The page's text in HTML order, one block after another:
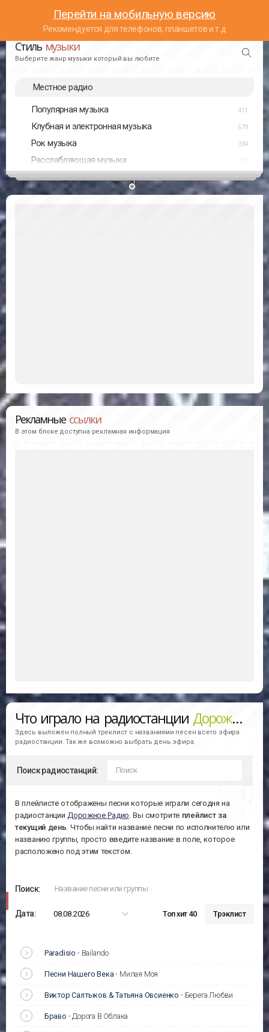
Перейти на мобильную версию
Рекомендуется для телефонов, планшетов и т.д
Стиль музыки
Выберите жанр музыки который вы любите
Местное радио
Популярная музыка 411
Клубная и электронная музыка 679
Рок музыка 334
Расслабляющая музыка
Рекламные ссылки
В этом блоке доступна рекламная информация
Что играло на радиостанции Дорожное Радио
Здесь выложен полный треклист с названиями песен всего эфира
радиостанции. Так же возможно выбрать день эфира.
Поиск радиостанций:
В плейлисте отображены песни которые играли сегодня на
радиостанции Дорожное Радио . Вы смотрите плейлист за
текущий день . Чтобы найти название песни по исполнителю или
названию группы, просто введите название в поле, которое
расположено под этим текстом.
Поиск:
Дата: 08.08.2026 Топ хит 40 Трэклист
Paradisio - Bailando
Песни Нашего Века - Милая Моя
Виктор Салтыков & Татьяна Овсиенко - Берега Любви
Браво -Дорога В Облака